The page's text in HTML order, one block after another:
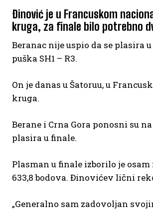
Đinović je u Francuskom
kruga, za finale bilo potrebno
Beranac nije uspio da se
puška SH1 – R3.
On je danas u Šatoruu, u
kruga.
Berane i Crna Gora ponosni su
plasira u finale.
Plasman u finale izborilo je
633,8 bodova. Đinovićev lični
„Generalno sam zadovoljan